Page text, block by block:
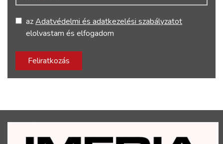
azAdatvédelmi és adatkezelési szabályzatot
elolvastam és elfogadom
Feliratkozás